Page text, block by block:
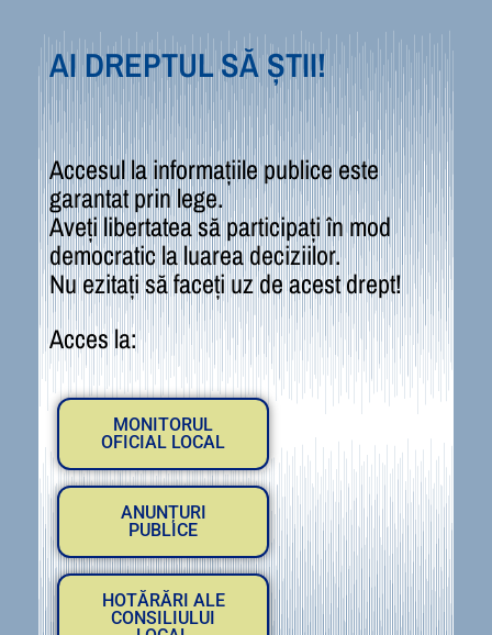
AI DREPTUL SĂ ȘTII!
Accesul la informațiile publice este
garantat prin lege.
Aveți libertatea să participați în mod
democratic la luarea deciziilor.
Nu ezitați să faceți uz de acest drept!
Acces la:
MONITORUL
OFICIAL LOCAL
ANUNȚURI
PUBLICE
HOTĂRĂRI ALE
CONSILIULUI